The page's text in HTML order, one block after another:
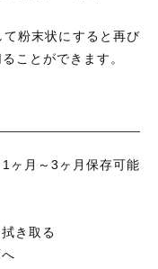
粉末状にすると再び
ことができます。
ヶ月～3ヶ月保存可能
き取る